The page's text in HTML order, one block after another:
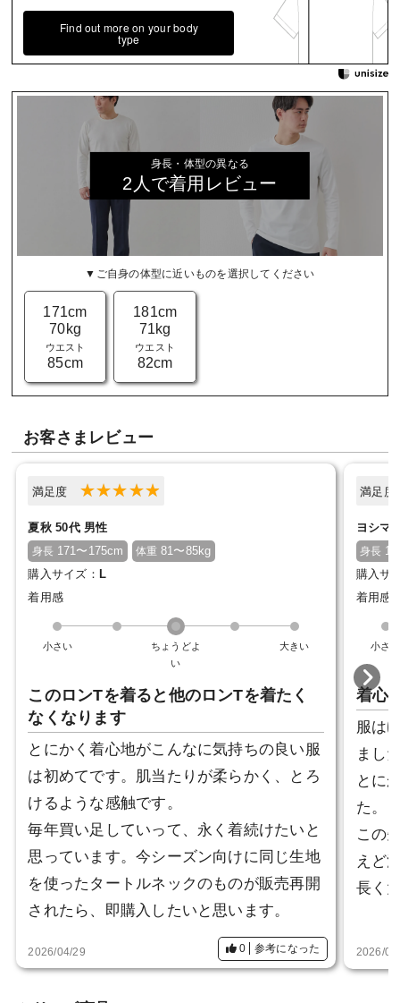
Find out more on your body
type
身長・体型の異なる
2人で着用レビュー
▼ご自身の体型に近いものを選択してください
171cm
70kg
ウエスト
85cm
181cm
71kg
ウエスト
82cm
お客さまレビュー
満足度
夏秋 50代 男性
身長 171〜175cm 体重 81〜85kg
購入サイズ： L
着用感
小さい
ちょうどよ
い
大きい
このロンTを着ると他のロンTを着たく
なくなります
とにかく着心地がこんなに気持ちの良い服
は初めてです。肌当たりが柔らかく、とろ
けるような感触です。
毎年買い足していって、永く着続けたいと
思っています。今シーズン向けに同じ生地
を使ったタートルネックのものが販売再開
されたら、即購入したいと思います。
2026/04/29 0 参考になった
満足
ヨシマ
身長
購入サ
着用感
小さい
着心
服は
まし
とに
た。
この
えど
長く
2026/